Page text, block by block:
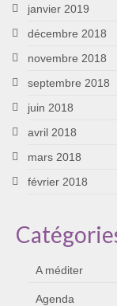
janvier 2019
décembre 2018
novembre 2018
septembre 2018
juin 2018
avril 2018
mars 2018
février 2018
A méditer
Agenda